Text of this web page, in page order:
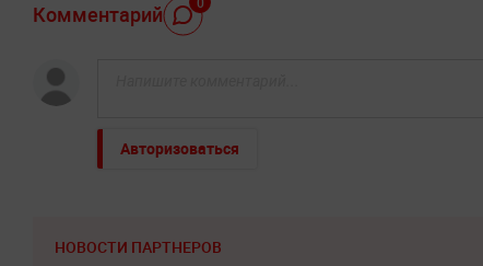
Комментарий
Авторизоваться
НОВОСТИ ПАРТНЕРОВ